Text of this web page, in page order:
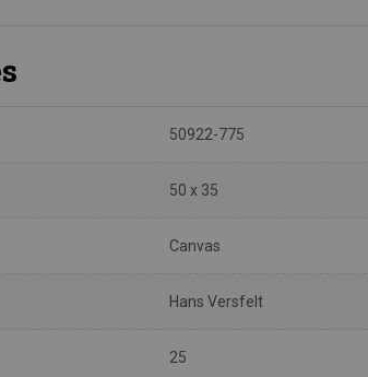
50922-775
50 x 35
Canvas
Hans Versfelt
25